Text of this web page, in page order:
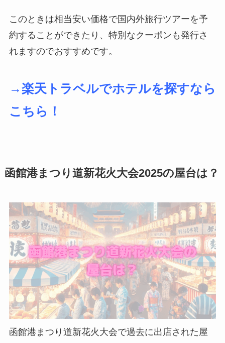
このときは相当安い価格で国内外旅行ツアーを予
約することができたり、特別なクーポンも発行さ
れますのでおすすめです。
→楽天トラベルでホテルを探すなら
こちら！
函館港まつり道新花火大会2025の屋台は？
函館港まつり道新花火大会で過去に出店された屋